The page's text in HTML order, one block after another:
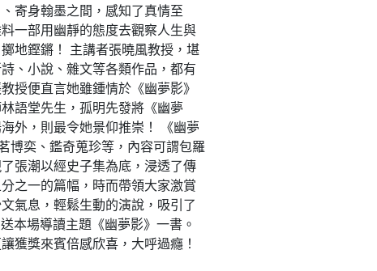
寄身翰墨之間，感知了真情至
一部用幽靜的態度去觀察人生與
地鏗鏘！ 主講者張曉風教授，堪
、小說、雜文等各類作品，都有
授便直言她雖鍾情於《幽夢影》
語堂先生，孤明先發將《幽夢
外，則最令她景仰推崇！ 《幽夢
博奕、鑑奇蒐珍等，內容可謂包羅
張潮以經史子集為底，浸透了傳
之一的篇幅，時而帶領大家激賞
氣息，輕鬆生動的演說，吸引了
本場導讀主題《幽夢影》一書。
獲獎來賓倍感欣喜，大呼過癮！